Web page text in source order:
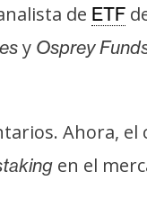
de ETF
y Osprey
Ahora, el
en el